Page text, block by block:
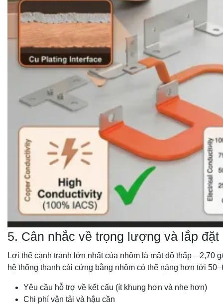
5. Cân nhắc về trọng lượng và lắp đặt
Lợi thế cạnh tranh lớn nhất của nhôm là mật độ thấp—2,70
hệ thống thanh cái cứng bằng nhôm có thể nặng hơn tới
Yêu cầu hỗ trợ về kết cấu (ít khung hơn và nhẹ hơn)
Chi phí vận tải và hậu cần